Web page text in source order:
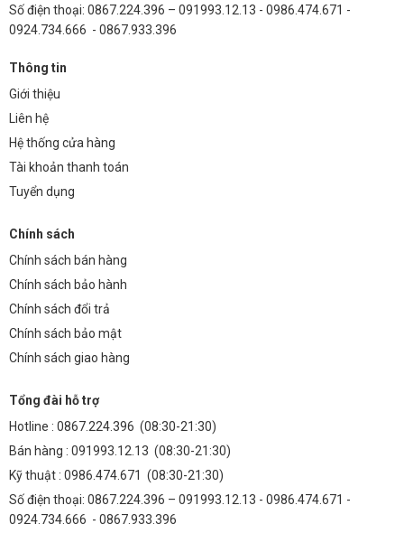
Số điện thoại: 0867.224.396 – 091993.12.13 - 0986.474.671 -
0924.734.666 - 0867.933.396
Thông tin
Giới thiệu
Liên hệ
Hệ thống cửa hàng
Tài khoản thanh toán
Tuyển dụng
Chính sách
Chính sách bán hàng
Chính sách bảo hành
Chính sách đổi trả
Chính sách bảo mật
Chính sách giao hàng
Tổng đài hỗ trợ
Hotline : 0867.224.396 (08:30-21:30)
Bán hàng : 091993.12.13 (08:30-21:30)
Kỹ thuật : 0986.474.671 (08:30-21:30)
Số điện thoại: 0867.224.396 – 091993.12.13 - 0986.474.671 -
0924.734.666 - 0867.933.396